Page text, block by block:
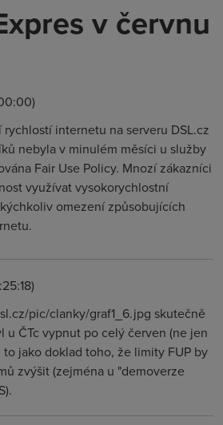
v červnu
internetu na serveru DSL.cz
nebyla v minulém měsíci u služby
Fair Use Policy. Mnozí zákazníci
využívat vysokorychlostní
omezení způsobujících
pic/clanky/graf1_6.jpg skutečně
u ČTc vypnut po celý červen (ne jen
jako doklad toho, že limity FUP by
zvýšit (zejména u "demoverze